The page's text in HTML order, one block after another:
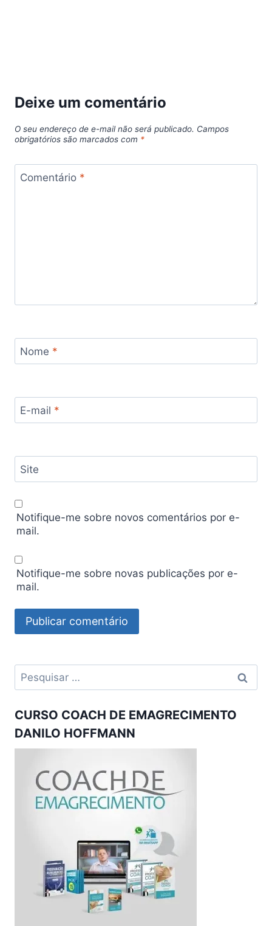
Deixe um comentário
O seu endereço de e-mail não será publicado. Campos
obrigatórios são marcados com *
Comentário *
Nome *
E-mail *
Site
Notifique-me sobre novos comentários por e-
mail.
Notifique-me sobre novas publicações por e-
mail.
Pesquisar
por:
CURSO COACH DE EMAGRECIMENTO
DANILO HOFFMANN